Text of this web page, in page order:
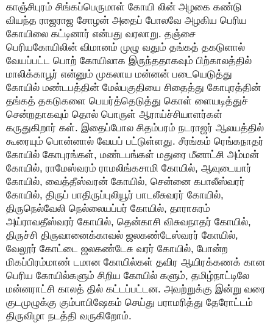
காஞ்சிபுரம் சிங்கப்பெருமாள் கோயி லின் அழகை கண்டு
வியந்த ராஜராஜ சோழன் அதைப் போலவே அழகிய பெரிய
கோயிலை கட்டினார் என்பது வரலாறு. தஞ்சை
பெரியகோயிலின் விமானம் முழு வதும் தங்கத் தகடுளால்
வேயப்பட்ட பொற் கோயிலாக இருந்ததாகவும் பிற்காலத்தில்
மாலிக்காபூர் என்னும் முகலாய மன்னன் படையெடுத்து
கோயில் மண்டபத்தின் மேல்பகுதியை சிதைத்து கோபுரத்தின்
தங்கத் தகடுகளை பெயர்த்தெடுத்து கொள் ளையடித்துச்
சென்றதாகவும் தொல் பொருள் ஆராய்ச்சியாளர்கள்
கருதுகிறார் கள். இதைப்போல சிதம்பரம் நடராஜர் ஆலயத்தில்
கூரையும் பொன்னால் வேயப் பட்டுள்ளது. சீரங்கம் ரெங்கநாதர்
கோயில் கோபுரங்கள், மண்டபங்கள் மதுரை மீனாட்சி அம்மன்
கோயில், ராமேஸ்வரம் ராமலிங்கசாமி கோயில், ஆவுடையார்
கோயில், வைத்தீஸ்வரன் கோயில், சென்னை கபாலீஸ்வரர்
கோயில், திருப் பாதிருப்புலியூர் பாடலீசுவரர் கோயில்,
திருநெல்வேலி நெல்லையப்பர் கோயில், தாராசுரம்
அய்ராவதீஸ்வரர் கோயில், தென்காசி விசுவநாதர் கோயில்,
திருச்சி திருவானைக்காவல் ஜலகண்டேஸ்வரர் கோயில்,
வேலூர் கோட்டை ஜலகண்டேசு வரர் கோயில், போன்ற
மிகப்பிரம்மாண் டமான கோயில்கள் தவிர ஆயிரக்கணக் கான
பெரிய கோயில்களும் சிறிய கோயில் களும், தமிழ்நாட்டிலே
மன்னராட்சி காலத் தில் கட்டப்பட்டன. அவற்றுக்கு இன்று வரை
குடமுழுக்கு கும்பாபிஷேகம் செய்து பராமரித்து தேரோட்டம்
திருவிழா நடத்தி வருகிறோம்.